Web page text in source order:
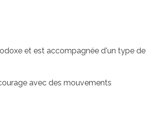
et est accompagnée d'un type de
avec des mouvements